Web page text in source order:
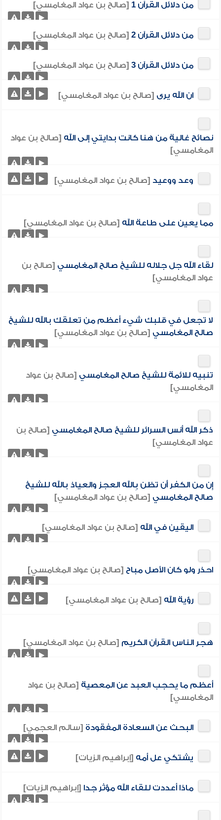
من دلائل القرآن 1 [صالح بن عواد المغامسي]
من دلائل القرآن 2 [صالح بن عواد المغامسي]
من دلائل القرآن 3 [صالح بن عواد المغامسي]
ان الله يرى [صالح بن عواد المغامسي]
نصائح غالية من هنا كانت بدايتي إلى الله [صالح بن عواد
المغامسي]
وعد ووعيد [صالح بن عواد المغامسي]
مما يعين على طاعة الله [صالح بن عواد المغامسي]
لقاء الله جل جلاله للشيخ صالح المغامسي [صالح بن
عواد المغامسي]
لا تجعل في قلبك شيء أعظم من تعلقك بالله للشيخ
صالح المغامسي [صالح بن عواد المغامسي]
تنبيه للائمة للشيخ صالح المغامسي [صالح بن عواد
المغامسي]
ذكر الله أنس السرائر للشيخ صالح المغامسي [صالح بن
عواد المغامسي]
إِن من الكفر أَن تظن بِالله العجز والعياذ بالله للشيخ
صالح المغامسي [صالح بن عواد المغامسي]
اليقين في الله [صالح بن عواد المغامسي]
احذر ولو كان الأصل مباح [صالح بن عواد المغامسي]
رؤية الله [صالح بن عواد المغامسي]
هجر الناس القرآن الكريم [صالح بن عواد المغامسي]
أعظم ما يحجب العبد عن المعصية [صالح بن عواد
المغامسي]
البحث عن السعادة المفقودة [سالم العجمي]
يشتكي عل أمه [إبراهيم الزيات]
ماذا أعددت للقاء الله مؤثر جدا [إبراهيم الزيات]